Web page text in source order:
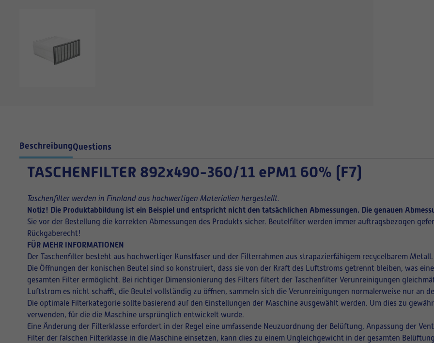
BeschreibungQuestions
TASCHENFILTER 892x490-360/11 ePM1 60% (F7)
Taschenfilter werden in Finnland aus hochwertigen Materialien hergestellt.
Notiz! Die Produktabbildung ist ein Beispiel und entspricht nicht den tatsächlichen Abmessungen. Die genauen
Sie vor der Bestellung die korrekten Abmessungen des Produkts sicher. Beutelfilter werden immer auftragsbezogen
Rückgaberecht!
FÜR MEHR INFORMATIONEN
Der Taschenfilter besteht aus hochwertiger Kunstfaser und der Filterrahmen aus strapazierfähigem recycelbarem Metall.
Die Öffnungen der konischen Beutel sind so konstruiert, dass sie von der Kraft des Luftstroms getrennt bleiben, was
gesamten Filter ermöglicht. Bei richtiger Dimensionierung des Filters filtert der Taschenfilter Verunreinigungen
Luftstrom es nicht schafft, die Beutel vollständig zu öffnen, sammeln sich die Verunreinigungen normalerweise nur an
Die optimale Filterkategorie sollte basierend auf den Einstellungen der Maschine ausgewählt werden. Um dies zu
verwenden, für die die Maschine ursprünglich entwickelt wurde.
Eine Änderung der Filterklasse erfordert in der Regel eine umfassende Neuzuordnung der Belüftung, Anpassung der
Filter der falschen Filterklasse in die Maschine einsetzen, kann dies zu einem Ungleichgewicht in der gesamten